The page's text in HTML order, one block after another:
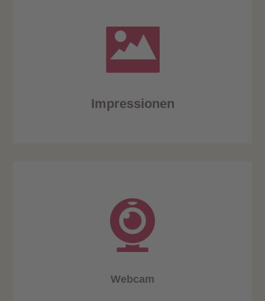
Impressionen
Webcam